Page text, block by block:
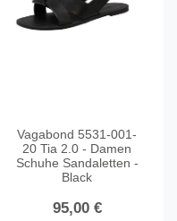
Vagabond 5531-001-
20 Tia 2.0 - Damen
Schuhe Sandaletten -
Black
95,00 €